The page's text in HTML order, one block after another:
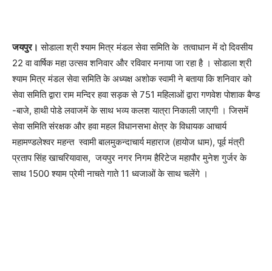
जयपुर। सोडाला श्री श्याम मित्र मंडल सेवा समिति के तत्वाधान में दो दिवसीय
22 वा वार्षिक महा उत्सव शनिवार और रविवार मनाया जा रहा है । सोडाला श्री
श्याम मित्र मंडल सेवा समिति के अध्यक्ष अशोक स्वामी ने बताया कि शनिवार को
सेवा समिति द्वारा राम मन्दिर हवा सड़क से 751 महिलाओं द्वारा गणवेश पोशाक बैण्ड
-बाजे, हाथी पोडे लवाजमें के साथ भव्य कलश यात्रा निकाली जाएगी । जिसमें
सेवा समिति संरक्षक और हवा महल विधानसभा क्षेत्र के विधायक आचार्य
महामण्डलेश्वर महन्त स्वामी बालमुकन्दाचार्य महाराज (हायोज धाम), पूर्व मंत्री
प्रताप सिंह खाचरियावास, जयपुर नगर निगम हैरिटेज महापौर मुनेश गुर्जर के
साथ 1500 श्याम प्रेमी नाचते गाते 11 ध्वजाओं के साथ चलेंगे ।